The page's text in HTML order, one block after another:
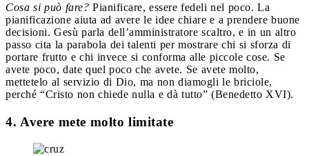
Cosa si può fare? Pianificare, essere fedeli nel poco. La
pianificazione aiuta ad avere le idee chiare e a prendere buone
decisioni. Gesù parla dell’amministratore scaltro, e in un altro
passo cita la parabola dei talenti per mostrare chi si sforza di
portare frutto e chi invece si conforma alle piccole cose. Se
avete poco, date quel poco che avete. Se avete molto,
mettetelo al servizio di Dio, ma non diamogli le briciole,
perché “Cristo non chiede nulla e dà tutto” (Benedetto XVI).
4. Avere mete molto limitate